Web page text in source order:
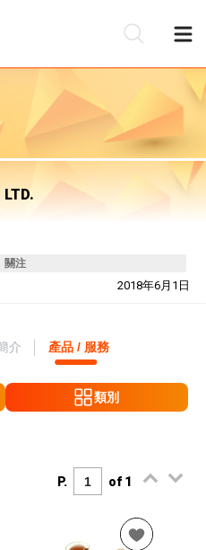
關注
2018年6月1日
介 產品 / 服務
類別
P. of 1